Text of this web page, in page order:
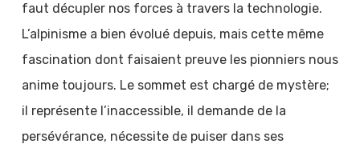
faut décupler nos forces à travers la technologie.
L’alpinisme a bien évolué depuis, mais cette même
fascination dont faisaient preuve les pionniers nous
anime toujours. Le sommet est chargé de mystère;
il représente l’inaccessible, il demande de la
persévérance, nécessite de puiser dans ses